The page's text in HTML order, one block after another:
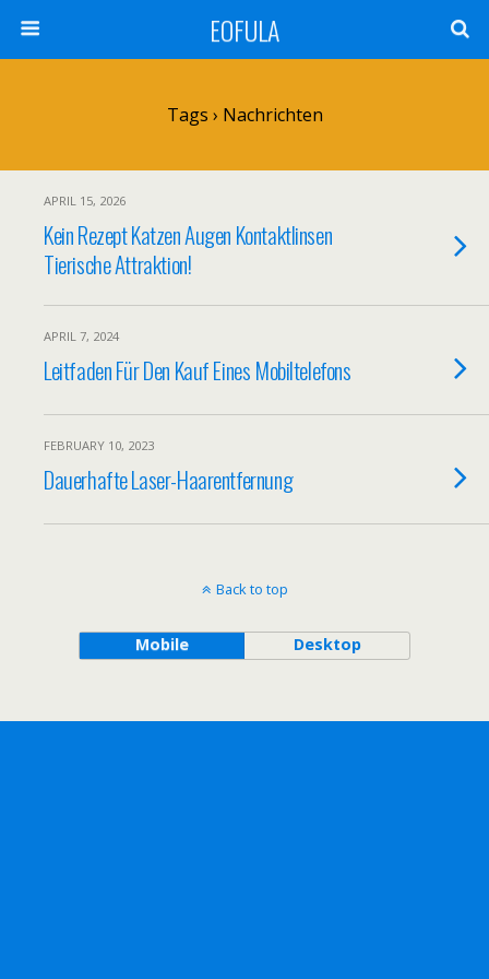
EOFULA
Tags › Nachrichten
APRIL 15, 2026
Kein Rezept Katzen Augen Kontaktlinsen
Tierische Attraktion!
APRIL 7, 2024
Leitfaden Für Den Kauf Eines Mobiltelefons
FEBRUARY 10, 2023
Dauerhafte Laser-Haarentfernung
Back to top
Mobile Desktop